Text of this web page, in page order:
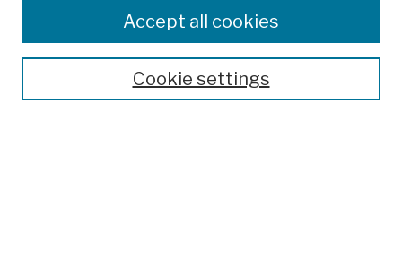
Colleges, Schools, Centers
Publications and Research
Theses, Dissertations, and Capstones
Open Educational ResourcesCookie settings
Accept all cookies